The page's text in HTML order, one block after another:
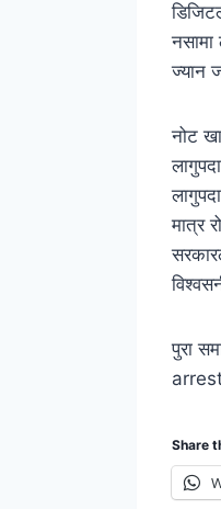
नसामा
ज्यान
नोट
मात्र
पुरा
Share